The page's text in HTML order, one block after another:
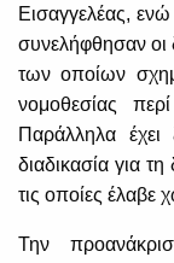
Εισαγγελέας,
συνελήφθησαν οι
των οποίων
νομοθεσίας
Παράλληλα έχει
διαδικασία για
τις οποίες έλαβε
Την